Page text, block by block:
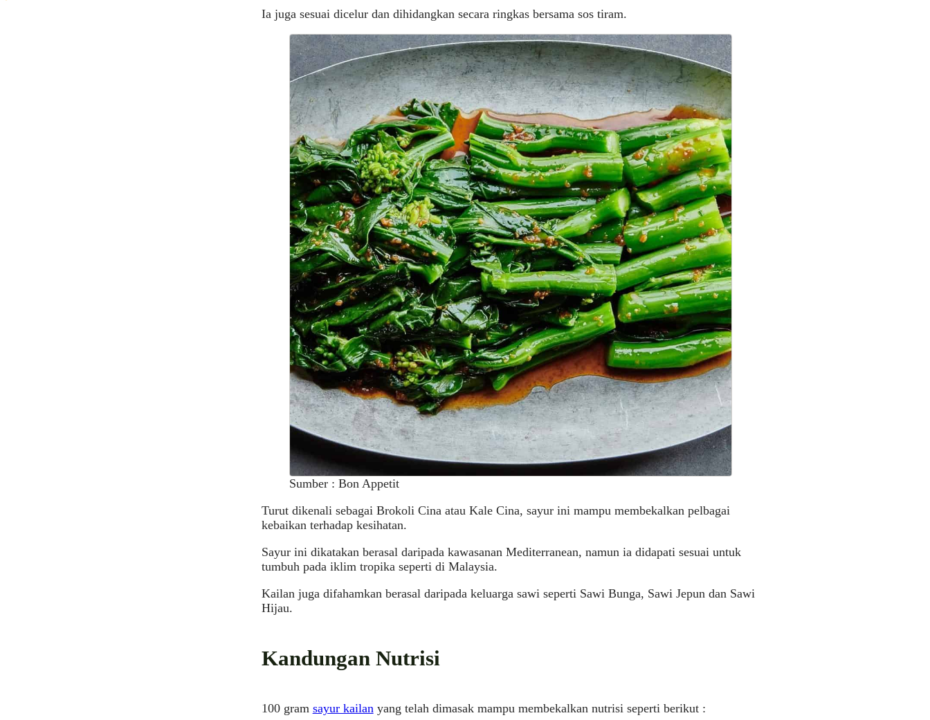
Ia juga sesuai dicelur dan dihidangkan secara ringkas bersama sos tiram.
Sumber : Bon Appetit
Turut dikenali sebagai Brokoli Cina atau Kale Cina, sayur ini mampu membekalkan pelbagai
kebaikan terhadap kesihatan.
Sayur ini dikatakan berasal daripada kawasanan Mediterranean, namun ia didapati sesuai untuk
tumbuh pada iklim tropika seperti di Malaysia.
Kailan juga difahamkan berasal daripada keluarga sawi seperti Sawi Bunga, Sawi Jepun dan Sawi
Hijau.
Kandungan Nutrisi
100 gram sayur kailan yang telah dimasak mampu membekalkan nutrisi seperti berikut :